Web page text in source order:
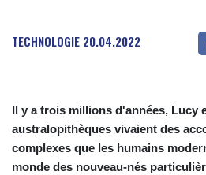
TECHNOLOGIE 20.04.2022
Il y a trois millions d'années, Lucy
australopithèques vivaient des
complexes que les humains
monde des nouveau-nés